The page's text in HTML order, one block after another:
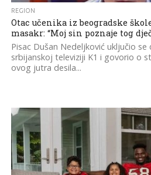
REGION
Otac učenika iz beogradske
masakr: “Moj sin poznaje tog
Pisac Dušan Nedeljković uključio se
srbijanskoj televiziji K1 i govorio o
ovog jutra desila...